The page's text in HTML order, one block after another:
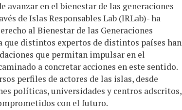
avanzar en el bienestar de las generaciones
de Islas Responsables Lab (IRLab)- ha
al Bienestar de las Generaciones
que distintos expertos de distintos países han
que permitan impulsar en el
a concretar acciones en este sentido.
perfiles de actores de las islas, desde
políticas, universidades y centros adscritos,
con el futuro.